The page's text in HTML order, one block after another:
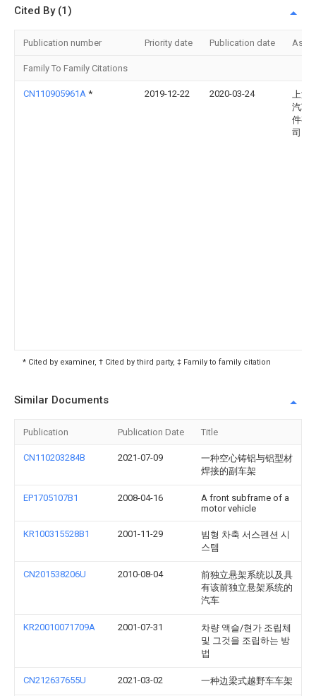
Cited By (1)
Publication number Priority date Publication date
Family To Family Citations
CN110905961A * 2019-12-22 2020-03-24
上海
汽车
件有
司
* Cited by examiner, † Cited by third party, ‡ Family to family citation
Similar Documents
Publication Publication Date Title
CN110203284B 2021-07-09
一种空心铸铝与铝型材
焊接的副车架
EP1705107B1 2008-04-16
A front subframe of a
motor vehicle
KR100315528B1 2001-11-29
빔형 차축 서스펜션 시
스템
CN201538206U 2010-08-04
前独立悬架系统以及具
有该前独立悬架系统的
汽车
KR20010071709A 2001-07-31
차량 액슬/현가 조립체
및 그것을 조립하는 방
법
CN212637655U 2021-03-02 一种边梁式越野车车架